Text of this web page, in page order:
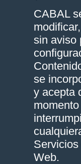
CABAL
sin aviso
se
y acepta
Web.